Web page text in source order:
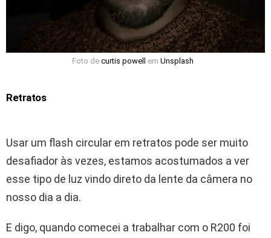
Foto de curtis powell em Unsplash
Retratos
Usar um flash circular em retratos pode ser muito
desafiador às vezes, estamos acostumados a ver
esse tipo de luz vindo direto da lente da câmera no
nosso dia a dia.
E digo, quando comecei a trabalhar com o R200 foi